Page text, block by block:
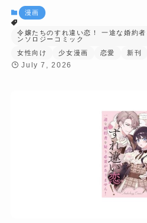
漫画
令嬢たちのすれ違い恋！ 一途な婚約
ンソロジーコミック
女性向け
少女漫画 恋愛 新刊
July 7, 2026